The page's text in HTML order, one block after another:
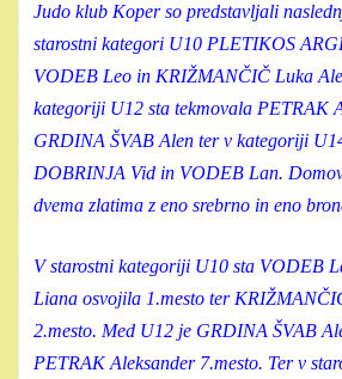
Judo klub Koper so predstavljali
starostni kategori U10 PLETIKOS
VODEB Leo in KRIŽMANČIČ Luka
kategoriji U12 sta tekmovala PETRAK
GRDINA ŠVAB Alen ter v kategoriji
DOBRINJA Vid in VODEB Lan.
dvema zlatima z eno srebrno in eno
V starostni kategoriji U10 sta VODEB
Liana osvojila 1.mesto ter
2.mesto. Med U12 je GRDINA ŠVAB
PETRAK Aleksander 7.mesto. Ter v